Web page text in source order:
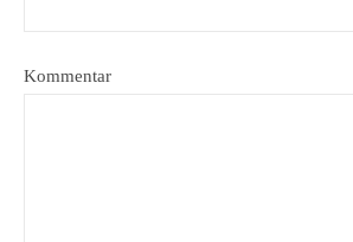
Kommentar